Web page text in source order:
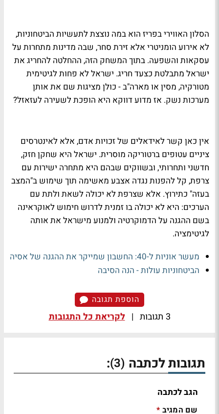
הסלון האווירי בפריז הוא במה נוצצת לתעשיות הביטחוניות,
לא אירוע הומניטרי אלא זירת סחר, שבה מדינות מתחרות על
עסקאות והשפעה. בתוך המשחק הזה, ההחלטה להחריג את
ישראל מתבלטת כצעד חריג. ישראל לא פחות לגיטימית
מטורקיה, מסין או מארה"ב - כולן מציגות שם את אותן
מערכות נשק. אז מדוע דווקא היא הופכת לשעירה לעזאזל?
אין כאן קשר לאידאלים של זכויות אדם, אלא לאינטרסים
ציניים עטופים ברטוריקה מוסרית. ישראל היא שחקן חזק,
חדשני ותחרותי, ובשווקים שבהם היא מתחרה ישירות עם
צרפת, קל להפנות נגדה אצבע מאשימה תוך שימוש ב"המצב
בעזה" כתירוץ. אלא שצרפת לא יכולה לשאת ולתת עם
הערכים: היא לא יכולה בו זמנית לדרוש חימוש לאוקראינה
בשם ההגנה על הדמוקרטיה ולמנוע מישראל את אותה
לגיטימציה.
מעשר אוניות ל-40: החשבון שמייקר את ההגנה של אסיה
הביטחוניות עולות - הנה הסיבה
הוספת תגובה
3 תגובות | לקריאת כל התגובות
תגובות לכתבה (3)
:
הגב לכתבה
שם המגיב *